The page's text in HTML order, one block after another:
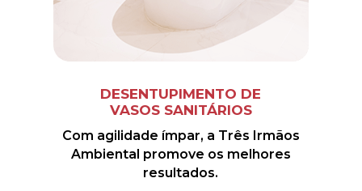
DESENTUPIMENTO DE
VASOS SANITÁRIOS
Com agilidade ímpar, a Três Irmãos
Ambiental promove os melhores
resultados.